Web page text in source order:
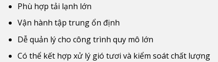
Phù hợp tải lạnh lớn
Vận hành tập trung ổn định
Dễ quản lý cho công trình quy mô lớn
Có thể kết hợp xử lý gió tươi và kiểm soát chất lượng